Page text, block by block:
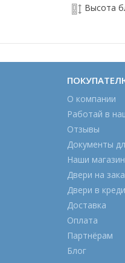
Высота
О компании
Работай в
Отзывы
Документы
Наши
Двери на
Двери в
Доставка
Оплата
Партнёрам
Блог